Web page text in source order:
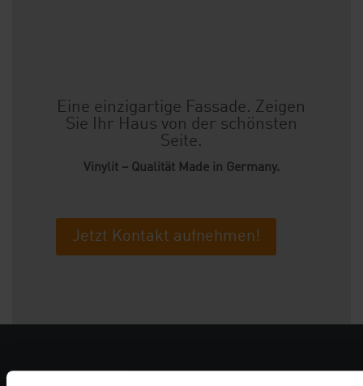
Eine einzigartige Fassade. Zeigen
Sie Ihr Haus von der schönsten
Seite.
Vinylit – Qualität Made in Germany.
Jetzt Kontakt aufnehmen!